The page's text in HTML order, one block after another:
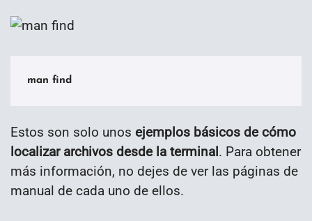
man find
Estos son solo unos ejemplos básicos de cómo
localizar archivos desde la terminal. Para obtener
más información, no dejes de ver las páginas de
manual de cada uno de ellos.